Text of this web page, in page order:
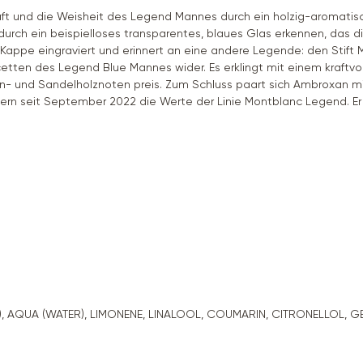
und die Weisheit des Legend Mannes durch ein holzig-
ein beispielloses transparentes, blaues Glas erkennen, das
eingraviert und erinnert an eine andere Legende: den Stift
des Legend Blue Mannes wider. Es erklingt mit einem
und Sandelholznoten preis. Zum Schluss paart sich Ambroxan
seit September 2022 die Werte der Linie Montblanc Legend.
(WATER), LIMONENE, LINALOOL, COUMARIN, CITRONELLOL,